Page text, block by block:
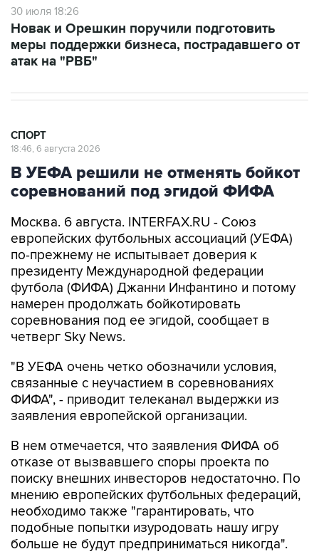
30 июля 18:26
Новак и Орешкин поручили подготовить
меры поддержки бизнеса, пострадавшего от
атак на "РВБ"
СПОРТ
18:46, 6 августа 2026
В УЕФА решили не отменять бойкот
соревнований под эгидой ФИФА
Москва. 6 августа. INTERFAX.RU - Союз
европейских футбольных ассоциаций (УЕФА)
по-прежнему не испытывает доверия к
президенту Международной федерации
футбола (ФИФА) Джанни Инфантино и потому
намерен продолжать бойкотировать
соревнования под ее эгидой, сообщает в
четверг Sky News.
"В УЕФА очень четко обозначили условия,
связанные с неучастием в соревнованиях
ФИФА", - приводит телеканал выдержки из
заявления европейской организации.
В нем отмечается, что заявления ФИФА об
отказе от вызвавшего споры проекта по
поиску внешних инвесторов недостаточно. По
мнению европейских футбольных федераций,
необходимо также "гарантировать, что
подобные попытки изуродовать нашу игру
больше не будут предприниматься никогда".